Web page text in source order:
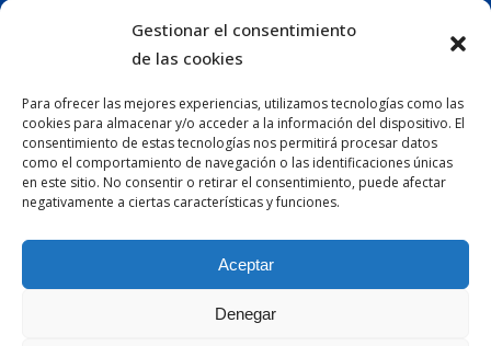
Gestionar el consentimiento
de las cookies
Para ofrecer las mejores experiencias, utilizamos tecnologías como las
cookies para almacenar y/o acceder a la información del dispositivo. El
consentimiento de estas tecnologías nos permitirá procesar datos
como el comportamiento de navegación o las identificaciones únicas
en este sitio. No consentir o retirar el consentimiento, puede afectar
negativamente a ciertas características y funciones.
Aceptar
Denegar
Instagram - Políticas Privacidad